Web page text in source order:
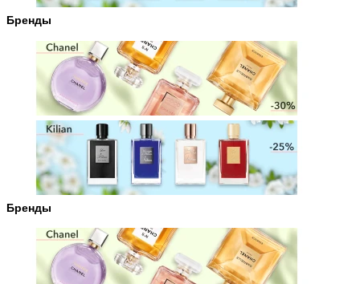
Бренды
Бренды